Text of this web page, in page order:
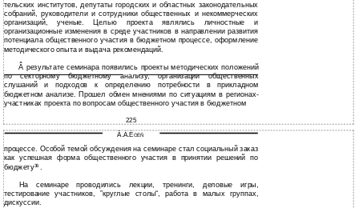
тельских институтов, депутаты городских и областных законодательных
собраний, руководители и сотрудники общественных и некоммерческих
организаций, ученые. Целью проекта являлись личностные и
организационные изменения в среде участников в направлении развития
потенциала общественного участия в бюджетном процессе, оформление
методического опыта и выдача рекомендаций.
Â результате семинара появились проекты методических положений
по секторному бюджетному анализу, организации общественных
слушаний и подходов к определению потребности в прикладном
бюджетном анализе. Прошел обмен мнениями по ситуациям в регионах-
участниках проекта по вопросам общественного участия в бюджетном
225
Ã.À.ËÓÊÑ
процессе. Особой темой обсуждения на семинаре стал социальный заказ
как успешная форма общественного участия в принятии решений по
бюджету36
На семинаре проводились лекции, тренинги, деловые игры,
тестирование участников, ”круглые столы“, работа в малых группах,
дискуссии.